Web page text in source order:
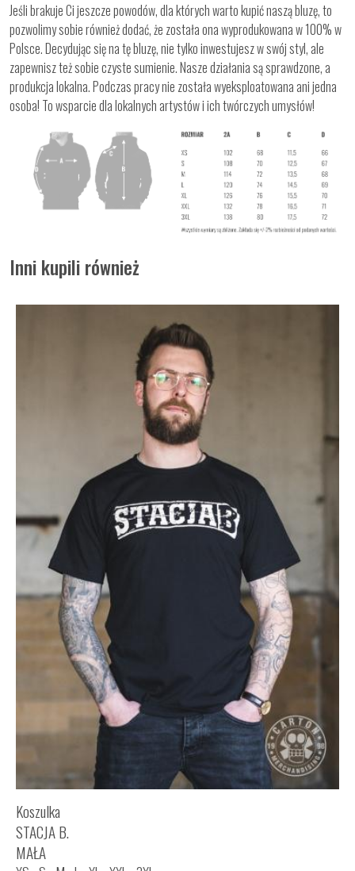
Jeśli brakuje Ci jeszcze powodów, dla których warto kupić naszą bluzę, to
pozwolimy sobie również dodać, że została ona wyprodukowana w 100% w
Polsce. Decydując się na tę bluzę, nie tylko inwestujesz w swój styl, ale
zapewnisz też sobie czyste sumienie. Nasze działania są sprawdzone, a
produkcja lokalna. Podczas pracy nie została wyeksploatowana ani jedna
osoba! To wsparcie dla lokalnych artystów i ich twórczych umysłów!
Inni kupili również
Koszulka
STACJA B.
MAŁA